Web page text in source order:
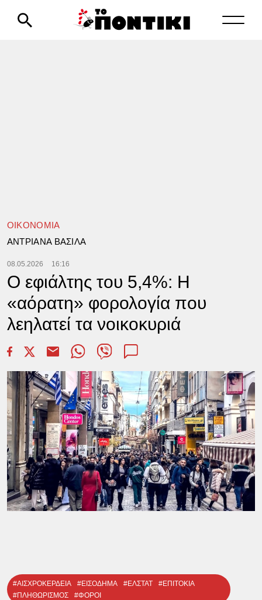
ΟΙΚΟΝΟΜΙΑ
ΑΝΤΡΙΑΝΑ ΒΑΣΙΛΑ
08.05.2026 16:16
Ο εφιάλτης του 5,4%: Η
«αόρατη» φορολογία που
λεηλατεί τα νοικοκυριά
#ΑΙΣΧΡΟΚΕΡΔΕΙΑ #ΕΙΣΟΔΗΜΑ #ΕΛΣΤΑΤ
#ΕΠΙΤΟΚΙΑ
#ΠΛΗΘΩΡΙΣΜΟΣ
#ΦΟΡΟΙ